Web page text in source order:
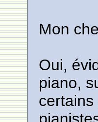
Mon
Oui,
piano,